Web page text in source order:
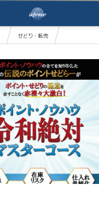
せどり・転売